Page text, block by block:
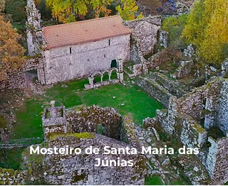
Mosteiro de Santa Maria das
Júnias